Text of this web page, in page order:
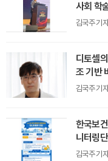
사회 학
김국주 기
디토셀
조 기반
김국주 기
한국보
니터링
김국주 기